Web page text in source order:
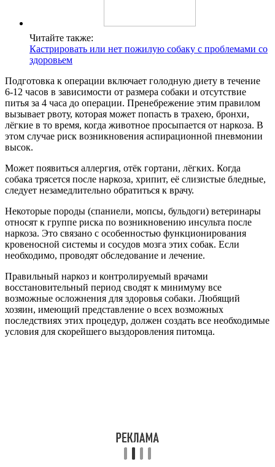
Читайте также:
Кастрировать или нет пожилую собаку с проблемами со
здоровьем
Подготовка к операции включает голодную диету в течение
6-12 часов в зависимости от размера собаки и отсутствие
питья за 4 часа до операции. Пренебрежение этим правилом
вызывает рвоту, которая может попасть в трахею, бронхи,
лёгкие в то время, когда животное просыпается от наркоза. В
этом случае риск возникновения аспирационной пневмонии
высок.
Может появиться аллергия, отёк гортани, лёгких. Когда
собака трясется после наркоза, хрипит, её слизистые бледные,
следует незамедлительно обратиться к врачу.
Некоторые породы (спаниели, мопсы, бульдоги) ветеринары
относят к группе риска по возникновению инсульта после
наркоза. Это связано с особенностью функционирования
кровеносной системы и сосудов мозга этих собак. Если
необходимо, проводят обследование и лечение.
Правильный наркоз и контролируемый врачами
восстановительный период сводят к минимуму все
возможные осложнения для здоровья собаки. Любящий
хозяин, имеющий представление о всех возможных
последствиях этих процедур, должен создать все необходимые
условия для скорейшего выздоровления питомца.